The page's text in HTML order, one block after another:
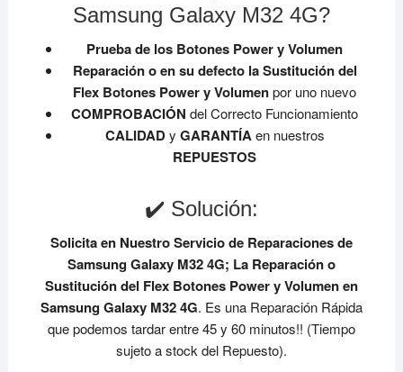
Samsung Galaxy M32 4G?
Prueba de los Botones Power y Volumen
Reparación o en su defecto la Sustitución del
Flex Botones Power y Volumenpor uno nuevo
COMPROBACIÓNdel Correcto Funcionamiento
CALIDADy GARANTÍAen nuestros
REPUESTOS
✔️ Solución:
Solicita en Nuestro Servicio de Reparaciones de
Samsung Galaxy M32 4G; La Reparación o
Sustitución del Flex Botones Power y Volumen en
Samsung Galaxy M32 4G. Es una Reparación Rápida
que podemos tardar entre 45 y 60 minutos!! (Tiempo
sujeto a stock del Repuesto).